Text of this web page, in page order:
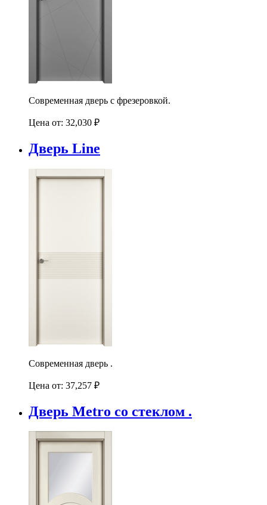
Современная дверь с фрезеровкой.
Цена от: 32,030 ₽
Дверь Line
Современная дверь .
Цена от: 37,257 ₽
Дверь Metro со стеклом .